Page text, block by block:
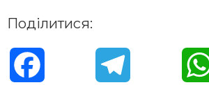
Поділитися: